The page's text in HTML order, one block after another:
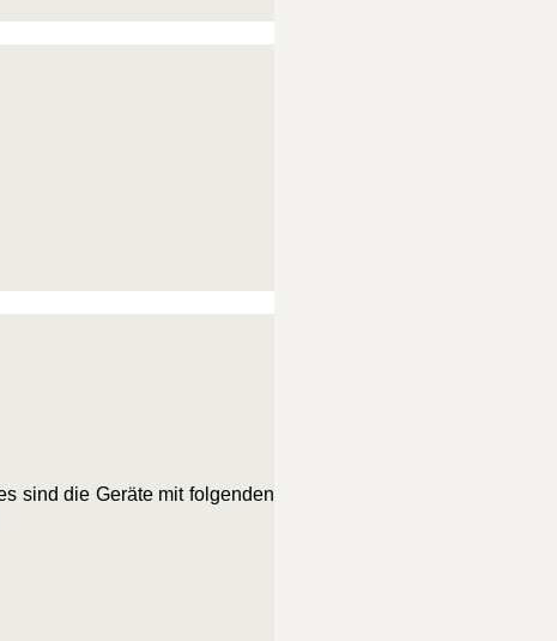
sind die Geräte mit folgenden